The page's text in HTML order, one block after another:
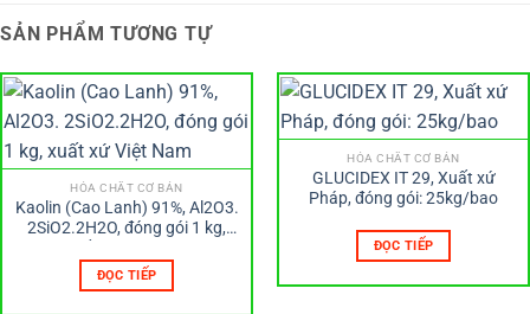
SẢN PHẨM TƯƠNG TỰ
HÓA CHẤT CƠ BẢN
Kaolin (Cao Lanh) 91%, Al2O3.
2SiO2.2H2O, đóng gói 1 kg,
ĐỌC TIẾP
HÓA CHẤT CƠ BẢN
GLUCIDEX IT 29, Xuất xứ
Pháp, đóng gói: 25kg/bao
ĐỌC TIẾP